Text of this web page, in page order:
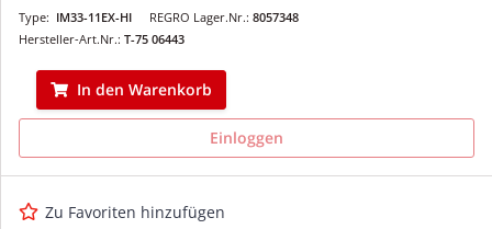
REGRO Lager.Nr.: 8057348
Type: IM33-11EX-HI
Hersteller-Art.Nr.: T-75 06443
In den Warenkorb
Einloggen
Zu Favoriten hinzufügen